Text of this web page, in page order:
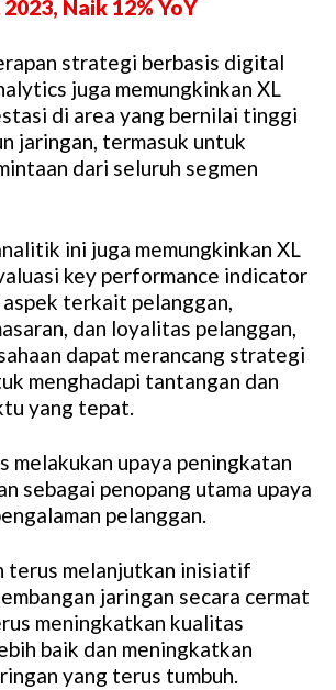
Naik 12% YoY
strategi berbasis digital
juga memungkinkan XL
di area yang bernilai tinggi
jaringan, termasuk untuk
dari seluruh segmen
ini juga memungkinkan XL
key performance indicator
aspek terkait pelanggan,
dan loyalitas pelanggan,
dapat merancang strategi
menghadapi tantangan dan
yang tepat.
melakukan upaya peningkatan
sebagai penopang utama upaya
pelanggan.
terus melanjutkan inisiatif
jaringan secara cermat
meningkatkan kualitas
baik dan meningkatkan
yang terus tumbuh.